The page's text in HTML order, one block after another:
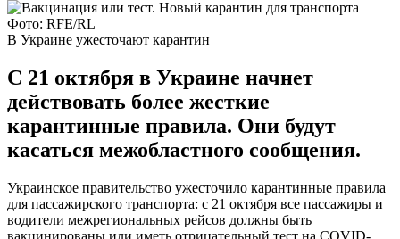
Фото: RFE/RL
В Украине ужесточают карантин
С 21 октября в Украине начнет
действовать более жесткие
карантинные правила. Они будут
касаться межобластного сообщения.
Украинское правительство ужесточило карантинные правила
для пассажирского транспорта: с 21 октября все пассажиры и
водители межрегиональных рейсов должны быть
вакцинированы или иметь отрицательный тест на COVID-